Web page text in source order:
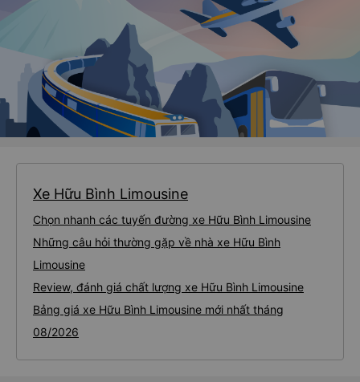
Xe Hữu Bình Limousine
Chọn nhanh các tuyến đường xe Hữu Bình Limousine
Những câu hỏi thường gặp về nhà xe Hữu Bình
Limousine
Review, đánh giá chất lượng xe Hữu Bình Limousine
Bảng giá xe Hữu Bình Limousine mới nhất tháng
08/2026